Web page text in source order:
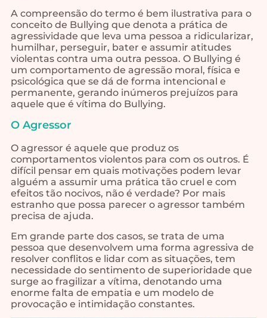
A compreensão do termo é bem ilustrativa para o
conceito de Bullying que denota a prática de
agressividade que leva uma pessoa a ridicularizar,
humilhar, perseguir, bater e assumir atitudes
violentas contra uma outra pessoa. O Bullying é
um comportamento de agressão moral, física e
psicológica que se dá de forma intencional e
permanente, gerando inúmeros prejuízos para
aquele que é vítima do Bullying.
O Agressor
O agressor é aquele que produz os
comportamentos violentos para com os outros. É
difícil pensar em quais motivações podem levar
alguém a assumir uma prática tão cruel e com
efeitos tão nocivos, não é verdade? Por mais
estranho que possa parecer o agressor também
precisa de ajuda.
Em grande parte dos casos, se trata de uma
pessoa que desenvolvem uma forma agressiva de
resolver conflitos e lidar com as situações, tem
necessidade do sentimento de superioridade que
surge ao fragilizar a vítima, denotando uma
enorme falta de empatia e um modelo de
provocação e intimidação constantes.